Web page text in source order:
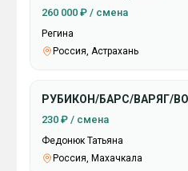
260 000 ₽ / смена
Регина
Россия, Астрахань
РУБИКОН/БАРС/ВАРЯГ/
230 ₽ / смена
Федонюк Татьяна
Россия, Махачкала